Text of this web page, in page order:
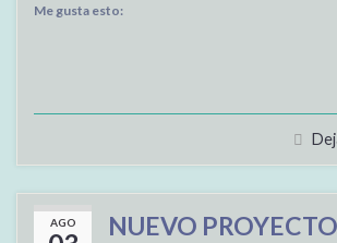
Me gusta esto:
AGO
NUEVO PROYECTO